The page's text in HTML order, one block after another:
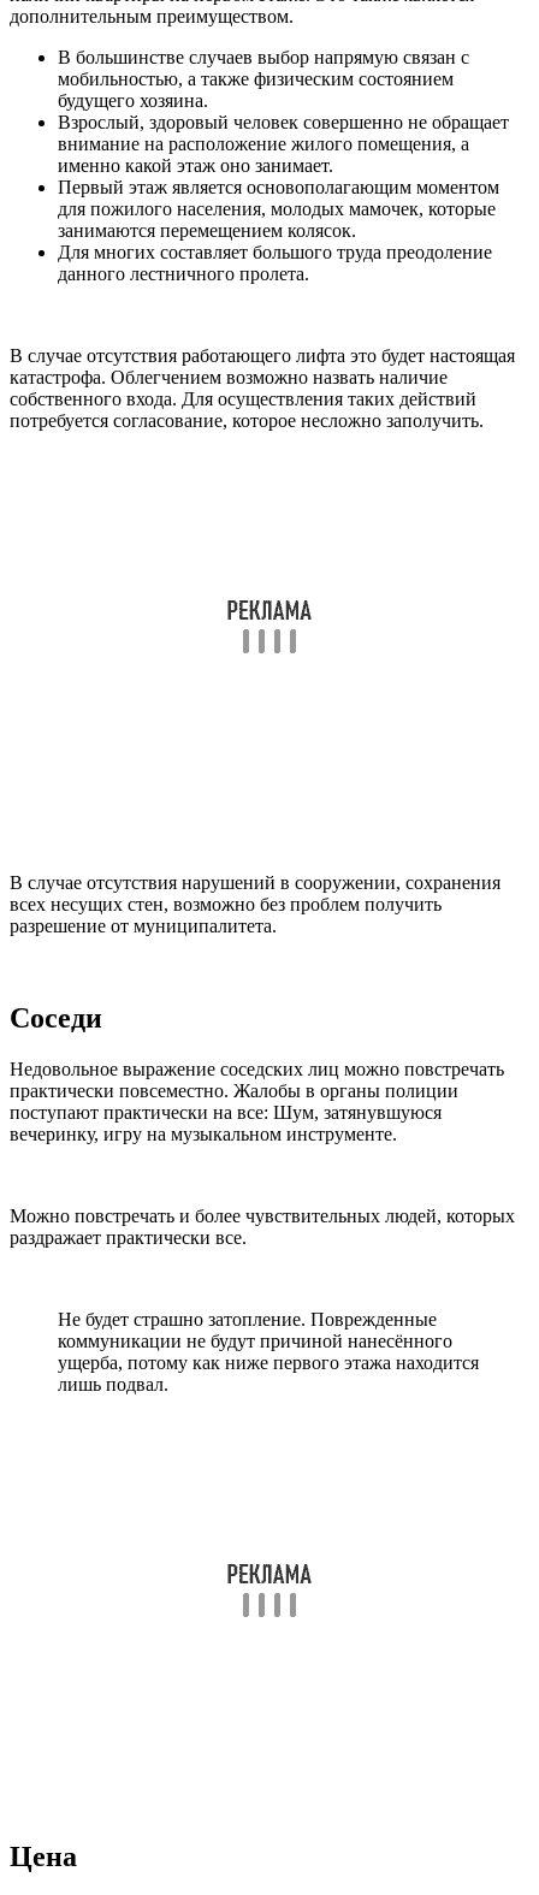
дополнительным преимуществом.
В большинстве случаев выбор напрямую связан с
мобильностью, а также физическим состоянием
будущего хозяина.
Взрослый, здоровый человек совершенно не обращает
внимание на расположение жилого помещения, а
именно какой этаж оно занимает.
Первый этаж является основополагающим моментом
для пожилого населения, молодых мамочек, которые
занимаются перемещением колясок.
Для многих составляет большого труда преодоление
данного лестничного пролета.
В случае отсутствия работающего лифта это будет настоящая
катастрофа. Облегчением возможно назвать наличие
собственного входа. Для осуществления таких действий
потребуется согласование, которое несложно заполучить.
В случае отсутствия нарушений в сооружении, сохранения
всех несущих стен, возможно без проблем получить
разрешение от муниципалитета.
Соседи
Недовольное выражение соседских лиц можно повстречать
практически повсеместно. Жалобы в органы полиции
поступают практически на все: Шум, затянувшуюся
вечеринку, игру на музыкальном инструменте.
Можно повстречать и более чувствительных людей, которых
раздражает практически все.
Не будет страшно затопление. Поврежденные
коммуникации не будут причиной нанесённого
ущерба, потому как ниже первого этажа находится
лишь подвал.
Цена